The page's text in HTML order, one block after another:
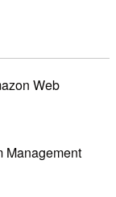
Web
Management